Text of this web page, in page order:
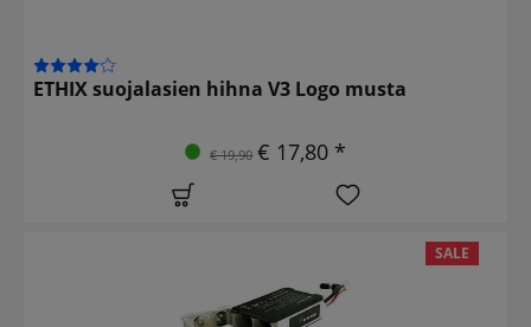
ETHIX suojalasien hihna V3 Logo musta
€ 19,90 € 17,80 *
SALE